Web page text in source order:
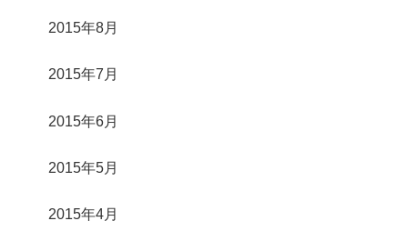
2015年8月
2015年7月
2015年6月
2015年5月
2015年4月